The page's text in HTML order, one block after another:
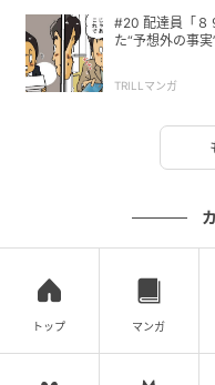
#20 配達員「８
た“予想外の事実
TRILLマンガ
トップ マンガ